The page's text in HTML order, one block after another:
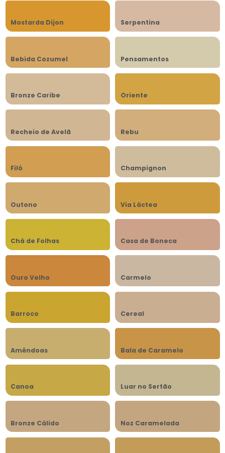
Mostarda Dijon Serpentina
Bebida Cozumel Pensamentos
Bronze Caribe Oriente
Recheio de Avelã Rebu
Filó Champignon
Outono Via Láctea
Chá de Folhas Casa de Boneca
Ouro Velho Carmelo
Barroco Cereal
Amêndoas Bala de Caramelo
Canoa Luar no Sertão
Bronze Cálido Noz Caramelada